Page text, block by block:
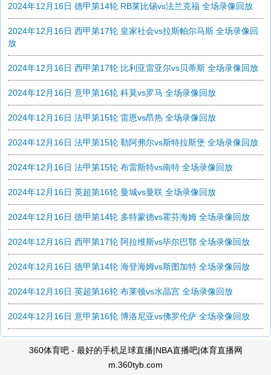
2024年12月16日 德甲第14轮 RB莱比锡vs法兰克福 全场录像回放
2024年12月16日 西甲第17轮 皇家社会vs拉斯帕尔马斯 全场录像回
放
2024年12月16日 西甲第17轮 比利亚雷亚尔vs贝蒂斯 全场录像回放
2024年12月16日 意甲第16轮 科莫vs罗马 全场录像回放
2024年12月16日 法甲第15轮 雷恩vs昂热 全场录像回放
2024年12月16日 法甲第15轮 勒阿弗尔vs斯特拉斯堡 全场录像回放
2024年12月16日 法甲第15轮 布雷斯特vs南特 全场录像回放
2024年12月16日 英超第16轮 曼城vs曼联 全场录像回放
2024年12月16日 德甲第14轮 多特蒙德vs霍芬海姆 全场录像回放
2024年12月16日 西甲第17轮 阿拉维斯vs毕尔巴鄂 全场录像回放
2024年12月16日 德甲第14轮 海登海姆vs斯图加特 全场录像回放
2024年12月16日 英超第16轮 布莱顿vs水晶宫 全场录像回放
2024年12月16日 意甲第16轮 博洛尼亚vs佛罗伦萨 全场录像回放
360体育吧 - 最好的手机足球直播|NBA直播吧|体育直播网
m.360tyb.com